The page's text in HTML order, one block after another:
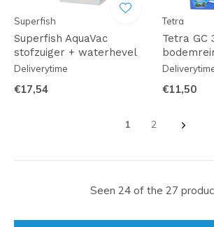
Superfish
Superfish AquaVac
stofzuiger + waterhevel
Deliverytime
€17,54
Tetra
Tetra GC
€11,50
1 2
Seen 24 of the 27